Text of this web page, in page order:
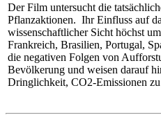
Der Film untersucht die
Pflanzaktionen. Ihr Einfluss auf
wissenschaftlicher Sicht höchst
Frankreich, Brasilien, Portugal,
die negativen Folgen von
Bevölkerung und weisen darauf
Dringlichkeit, CO2-Emissionen